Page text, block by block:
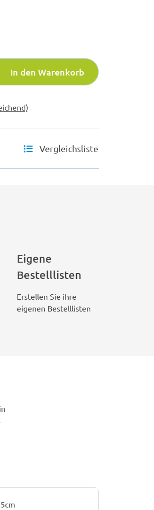
In den Warenkorb
Vergleichsliste
Eigene
Bestelllisten
Erstellen Sie ihre
eigenen Bestelllisten